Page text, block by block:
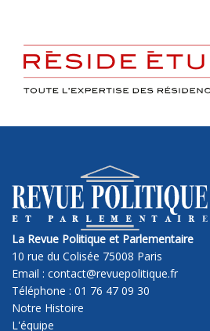
La Revue Politique et Parlementaire
10 rue du Colisée 75008 Paris
Email : contact@revuepolitique.fr
Téléphone : 01 76 47 09 30
Notre Histoire
L'équipe